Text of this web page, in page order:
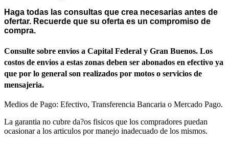
Haga todas las consultas que crea necesarias antes de
ofertar. Recuerde que su oferta es un compromiso de
compra.
Consulte sobre envios a Capital Federal y Gran Buenos. Los
costos de envios a estas zonas deben ser abonados en efectivo ya
que por lo general son realizados por motos o servicios de
mensajeria.
Medios de Pago: Efectivo, Transferencia Bancaria o Mercado Pago.
La garantia no cubre da?os fisicos que los compradores puedan
ocasionar a los articulos por manejo inadecuado de los mismos.